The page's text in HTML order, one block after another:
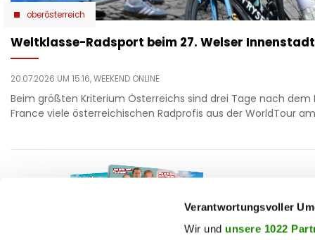
Verantwortungsvoller
Wir und unsere 1022
oberösterreich
Weltklasse-Radsport beim 27. Welser
20.07.2026 UM 15:16,WEEKEND ONLINE
Beim größten Kriterium Österreichs sind drei Tage nach dem
France viele österreichischen Radprofis aus der WorldTour